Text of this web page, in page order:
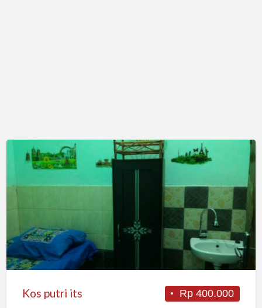
putri
Rp 400.000
Kos putri its